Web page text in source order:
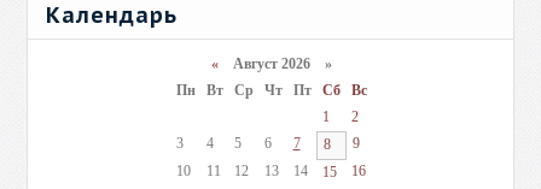
Календарь
«Август 2026 »
Пн
Вт Ср Чт Пт Сб
Вс
1
2
3
4 5 6 7 8
9
10
11 12 13 14 15
16